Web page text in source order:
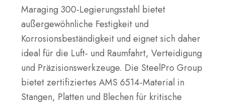
Maraging 300-Legierungsstahl bietet
außergewöhnliche Festigkeit und
Korrosionsbeständigkeit und eignet sich daher
ideal für die Luft- und Raumfahrt, Verteidigung
und Präzisionswerkzeuge. Die SteelPro Group
bietet zertifiziertes AMS 6514-Material in
Stangen, Platten und Blechen für kritische